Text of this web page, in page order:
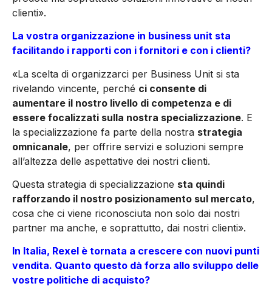
clienti».
La vostra organizzazione in business unit sta
facilitando i rapporti con i fornitori e con i clienti?
«La scelta di organizzarci per Business Unit si sta
rivelando vincente, perché ci consente di
aumentare il nostro livello di competenza e di
essere focalizzati sulla nostra specializzazione. E
la specializzazione fa parte della nostra strategia
omnicanale, per offrire servizi e soluzioni sempre
all’altezza delle aspettative dei nostri clienti.
Questa strategia di specializzazione sta quindi
rafforzando il nostro posizionamento sul mercato,
cosa che ci viene riconosciuta non solo dai nostri
partner ma anche, e soprattutto, dai nostri clienti».
In Italia, Rexel è tornata a crescere con nuovi punti
vendita. Quanto questo dà forza allo sviluppo delle
vostre politiche di acquisto?